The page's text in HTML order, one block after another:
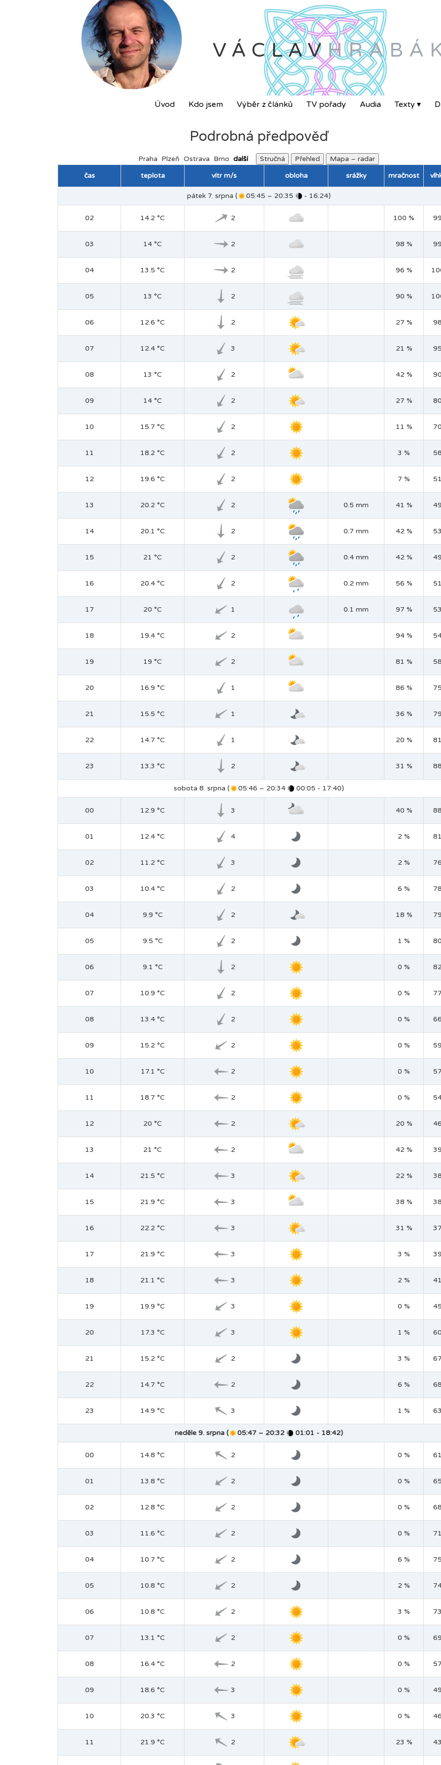
VÁCLAV
Úvod Kdo jsem Výběr z článků TV pořady Audia Texty ▾
Podrobná předpověď
Praha Plzeň Ostrava Brno další Stručná Přehled
Mapa – radar
čas
teplota vítr m/s obloha srážky mračnost
pátek 7. srpna ( 05:45 – 20:35 - 16:24)
02 14.2 °C 2 100 %
03 14 °C 2 98 %
04 13.5 °C 2 96 %
05 13 °C 2 90 %
06 12.6 °C 2 27 %
07 12.4 °C 3 21 %
08 13 °C 2 42 %
09 14 °C 2 27 %
10 15.7 °C 2 11 %
11 18.2 °C 2 3 %
12 19.6 °C 2 7 %
13 20.2 °C 2 0.5 mm 41 %
14 20.1 °C 2 0.7 mm 42 %
15 21 °C 2 0.4 mm 42 %
16 20.4 °C 2 0.2 mm 56 %
17 20 °C 1 0.1 mm 97 %
18 19.4 °C 2 94 %
19 19 °C 2 81 %
20 16.9 °C 1 86 %
21 15.5 °C 1 36 %
22 14.7 °C 1 20 %
23 13.3 °C 2 31 %
sobota 8. srpna ( 05:46 – 20:34 00:05 - 17:40)
00 12.9 °C 3 40 %
01 12.4 °C 4 2 %
02 11.2 °C 3 2 %
03 10.4 °C 2 6 %
04 9.9 °C 2 18 %
05 9.5 °C 2 1 %
06 9.1 °C 2 0 %
07 10.9 °C 2 0 %
08 13.4 °C 2 0 %
09 15.2 °C 2 0 %
10 17.1 °C 2 0 %
11 18.7 °C 2 0 %
12 20 °C 2 20 %
13 21 °C 2 42 %
14 21.5 °C 3 22 %
15 21.9 °C 3 38 %
16 22.2 °C 3 31 %
17 21.9 °C 3 3 %
18 21.1 °C 3 2 %
19 19.9 °C 3 0 %
20 17.3 °C 3 1 %
21 15.2 °C 2 3 %
22 14.7 °C 2 6 %
23 14.9 °C 3 1 %
neděle 9. srpna ( 05:47 – 20:32 01:01 - 18:42)
00 14.8 °C 2 0 %
01 13.8 °C 2 0 %
02 12.8 °C 2 0 %
03 11.6 °C 2 0 %
04 10.7 °C 2 6 %
05 10.8 °C 2 2 %
06 10.8 °C 2 3 %
07 13.1 °C 2 0 %
08 16.4 °C 2 0 %
09 18.6 °C 3 0 %
10 20.3 °C 3 0 %
11 21.9 °C 2 23 %